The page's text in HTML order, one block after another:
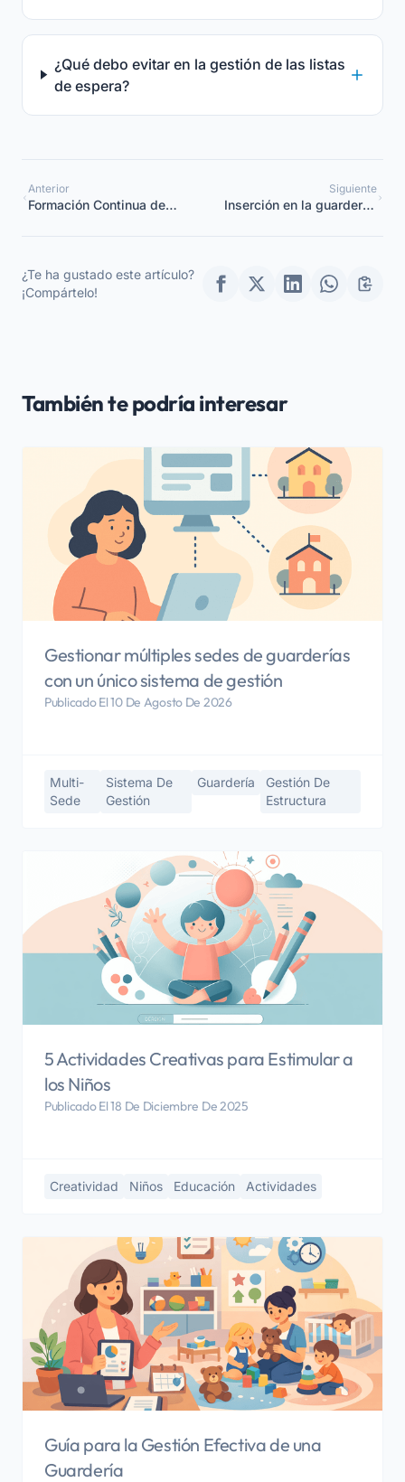
¿Qué debo evitar en la gestión de las listas
de espera?
Anterior
Formación Continua de
Siguiente
Inserción en la guardería:
¿Te ha gustado este artículo?
¡Compártelo!
También te podría interesar
Gestionar múltiples sedes de guarderías
con un único sistema de gestión
Publicado El 10 De Agosto De 2026
Multi-
Sede
Sistema De
Gestión
Guardería
Gestión De
Estructura
5 Actividades Creativas para Estimular a
los Niños
Publicado El 18 De Diciembre De 2025
Creatividad Niños Educación Actividades
Guía para la Gestión Efectiva de una
Guardería